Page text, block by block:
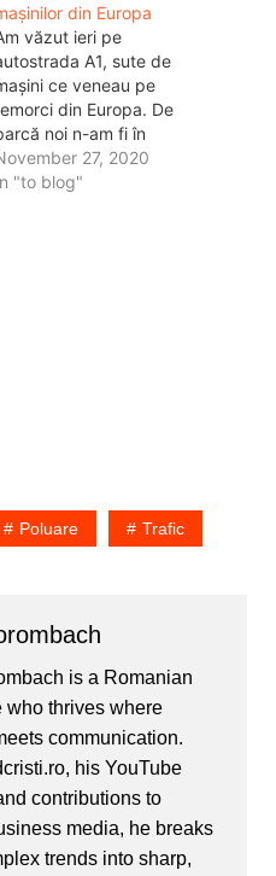
din Europa
văzut ieri pe
A1, sute de
ce veneau pe
din Europa. De
noi n-am fi în
mașinile astea
din cimitirele de
27, 2020
"to blog"
Poluare Trafic
is a Romanian
who thrives where
communication.
his YouTube
contributions to
media, he breaks
trends into sharp,